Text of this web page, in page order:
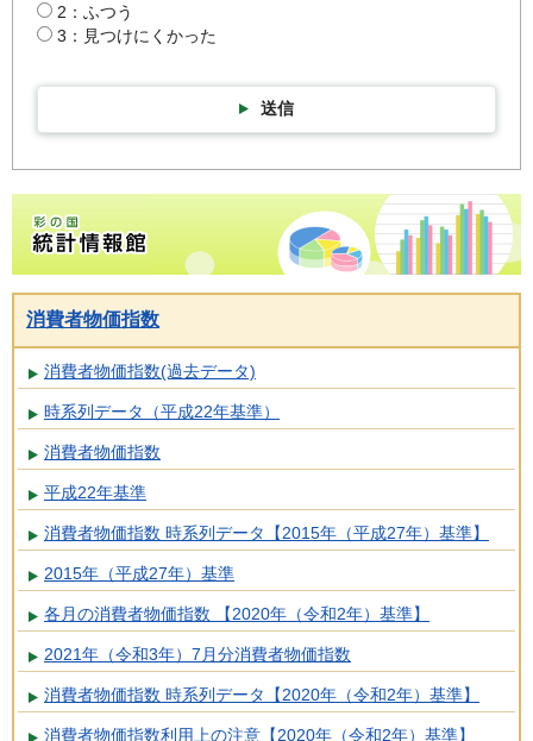
2：ふつう
3：見つけにくかった
送信
彩の国統計情報館トップページ
消費者物価指数
消費者物価指数(過去データ)
時系列データ（平成22年基準）
消費者物価指数
平成22年基準
消費者物価指数 時系列データ【2015年（平成27年）基準】
2015年（平成27年）基準
各月の消費者物価指数 【2020年（令和2年）基準】
2021年（令和3年）7月分消費者物価指数
消費者物価指数 時系列データ【2020年（令和2年）基準】
消費者物価指数利用上の注意【2020年（令和2年）基準】